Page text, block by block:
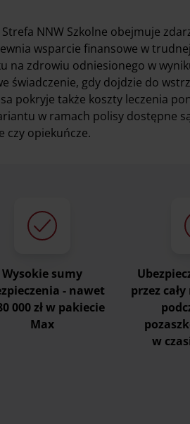
NNW Szkolne obejmuje
wsparcie finansowe w
na zdrowiu odniesionego w
świadczenie, gdy dojdzie do
pokryje także koszty leczenia
w ramach polisy dostępne
czy opiekuńcze.
Wysokie sumy
- nawet
000 zł w pakiecie
Max
przez
w